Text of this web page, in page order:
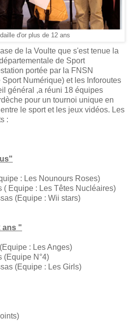
d'or plus de 12 ans
de la Voulte que s'est tenue la
de Sport
portée par la FNSN
Numérique) et les Inforoutes
général ,a réuni 18 équipes
pour un tournoi unique en
le sport et les jeux vidéos. Les
:
: Les Nounours Roses)
( Equipe : Les Têtes Nucléaires)
(Equipe : Wii stars)
ans "
: Les Anges)
(Equipe N°4)
(Equipe : Les Girls)